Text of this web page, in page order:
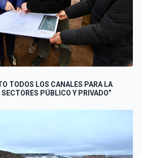
TODOS LOS CANALES PARA LA
PÚBLICO Y PRIVADO”